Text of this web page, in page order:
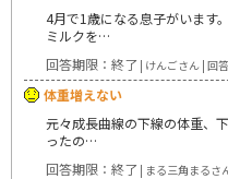
4月で1歳になる息子がいます
ミルクを…
回答期限：終了 | けんごさん | 回
体重増えない
元々成長曲線の下線の体重、
ったの…
回答期限：終了 | まる三角まる